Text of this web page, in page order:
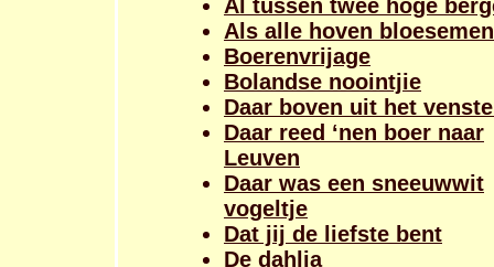
Al tussen twee hoge
Als alle hoven bloesemen
Boerenvrijage
Bolandse noointjie
Daar boven uit het
Daar reed ‘nen boer naar
Leuven
Daar was een sneeuwwit
vogeltje
Dat jij de liefste bent
De dahlia